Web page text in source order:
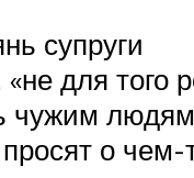
супруги
для того
чужим
о чем-